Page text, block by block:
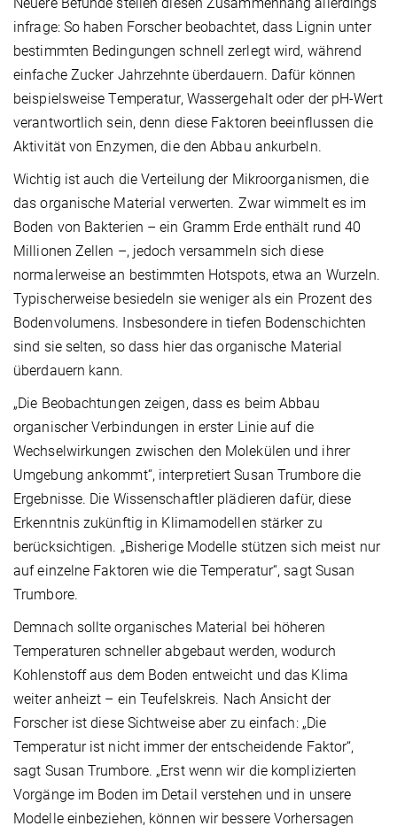
infrage: So haben Forscher beobachtet, dass Lignin unter
bestimmten Bedingungen schnell zerlegt wird, während
einfache Zucker Jahrzehnte überdauern. Dafür können
beispielsweise Temperatur, Wassergehalt oder der pH-Wert
verantwortlich sein, denn diese Faktoren beeinflussen die
Aktivität von Enzymen, die den Abbau ankurbeln.
Wichtig ist auch die Verteilung der Mikroorganismen, die
das organische Material verwerten. Zwar wimmelt es im
Boden von Bakterien – ein Gramm Erde enthält rund 40
Millionen Zellen –, jedoch versammeln sich diese
normalerweise an bestimmten Hotspots, etwa an Wurzeln.
Typischerweise besiedeln sie weniger als ein Prozent des
Bodenvolumens. Insbesondere in tiefen Bodenschichten
sind sie selten, so dass hier das organische Material
überdauern kann.
„Die Beobachtungen zeigen, dass es beim Abbau
organischer Verbindungen in erster Linie auf die
Wechselwirkungen zwischen den Molekülen und ihrer
Umgebung ankommt“, interpretiert Susan Trumbore die
Ergebnisse. Die Wissenschaftler plädieren dafür, diese
Erkenntnis zukünftig in Klimamodellen stärker zu
berücksichtigen. „Bisherige Modelle stützen sich meist nur
auf einzelne Faktoren wie die Temperatur“, sagt Susan
Trumbore.
Demnach sollte organisches Material bei höheren
Temperaturen schneller abgebaut werden, wodurch
Kohlenstoff aus dem Boden entweicht und das Klima
weiter anheizt – ein Teufelskreis. Nach Ansicht der
Forscher ist diese Sichtweise aber zu einfach: „Die
Temperatur ist nicht immer der entscheidende Faktor“,
sagt Susan Trumbore. „Erst wenn wir die komplizierten
Vorgänge im Boden im Detail verstehen und in unsere
Modelle einbeziehen, können wir bessere Vorhersagen